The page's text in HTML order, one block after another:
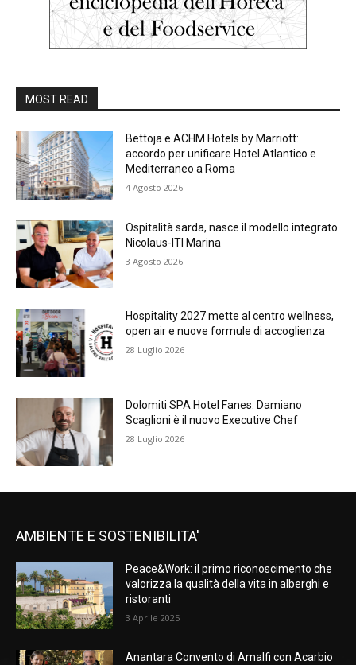
MOST READ
Bettoja e ACHM Hotels by Marriott:
accordo per unificare Hotel Atlantico e
Mediterraneo a Roma
4 Agosto 2026
Ospitalità sarda, nasce il modello integrato
Nicolaus-ITI Marina
3 Agosto 2026
Hospitality 2027 mette al centro wellness,
open air e nuove formule di accoglienza
28 Luglio 2026
Dolomiti SPA Hotel Fanes: Damiano
Scaglioni è il nuovo Executive Chef
28 Luglio 2026
AMBIENTE E SOSTENIBILITA'
Peace&Work: il primo riconoscimento che
valorizza la qualità della vita in alberghi e
ristoranti
3 Aprile 2025
Anantara Convento di Amalfi con Acarbio